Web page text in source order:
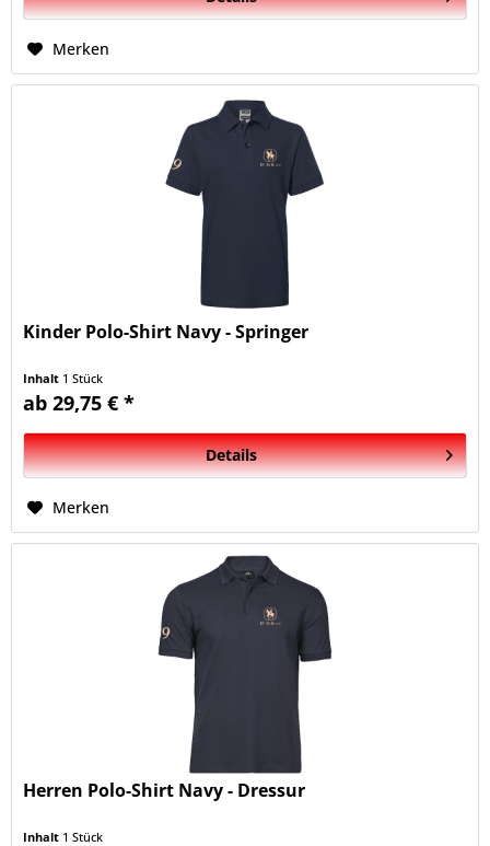
Merken
Kinder Polo-Shirt Navy - Springer
Inhalt 1 Stück
ab 29,75 € *
Details
Merken
Herren Polo-Shirt Navy - Dressur
Inhalt 1 Stück